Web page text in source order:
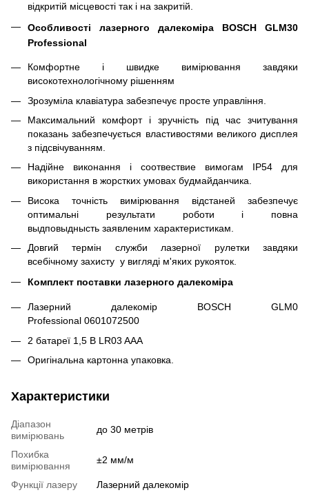
відкритій місцевості так і на закритій.
Особливості лазерного далекоміра BOSCH GLM30
Professional
Комфортне і швидке вимірювання завдяки
високотехнологічному рішенням
Зрозуміла клавіатура забезпечує просте управління.
Максимальний комфорт і зручність під час зчитування
показань забезпечується властивостями великого дисплея
з підсвічуванням.
Надійне виконання і соотвествие вимогам IP54 для
використання в жорстких умовах будмайданчика.
Висока точність вимірювання відстаней забезпечує
оптимальні результати роботи і повна
выдповыднысть заявленим характеристикам.
Довгий термін служби лазерної рулетки завдяки
всебічному захисту у вигляді м'яких рукояток.
Комплект поставки лазерного далекоміра
Лазерний далекомір BOSCH GLM0
Professional 0601072500
2 батареї 1,5 B LR03 AAA
Оригінальна картонна упаковка.
Характеристики
Діапазон
вимірювань
до 30 метрів
Похибка
вимірювання
±2 мм/м
Функції лазеру
Лазерний далекомір